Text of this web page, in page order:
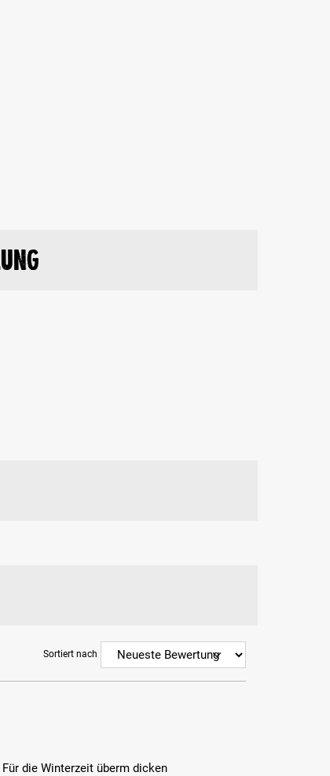
Sortiert nach
die Winterzeit überm dicken